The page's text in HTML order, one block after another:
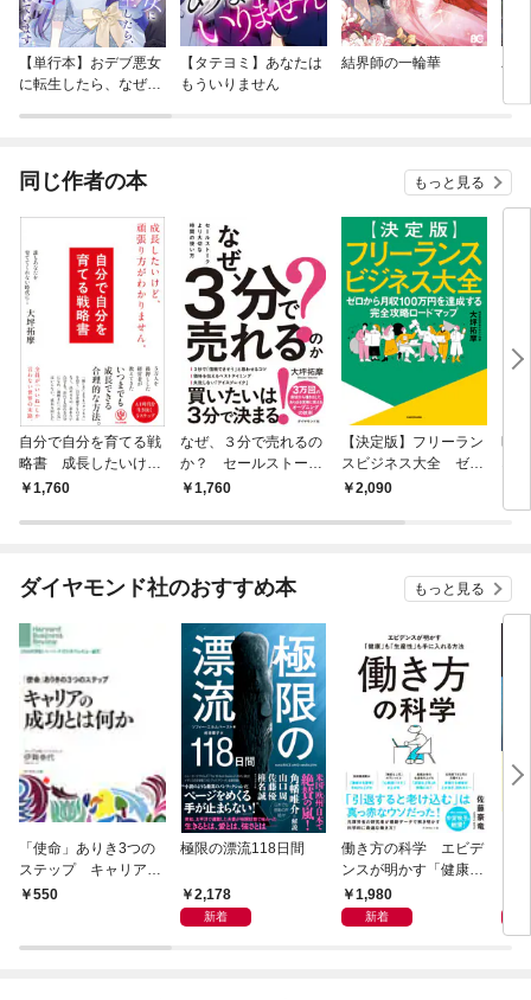
【単行本】おデブ悪女
に転生したら、なぜか
【タテヨミ】あなたは
もういりません
結界師の一輪華
バ
今
同じ作者の本 もっと見る
自分で自分を育てる戦
略書 成長したいけ
ど、頑張り方がわかり
1,760
なぜ、３分で売れるの
か？ セールストーク
より大切な時間の使い
1,760
【決定版】フリーラン
スビジネス大全 ゼロ
から月収100万円を達
マップ
2,090
時
ダイヤモンド社のおすすめ本 もっと見る
「使命」ありき3つの
ステップ キャリアの
成功とは何か
550
極限の漂流118日間
2,178
新着
働き方の科学 エビデ
ンスが明かす「健康」
も「生産性」も手に入
れる方法
1,980
新着